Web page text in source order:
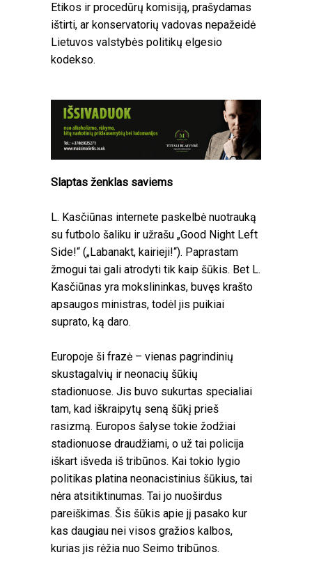
Etikos ir procedūrų komisiją, prašydamas
ištirti, ar konservatorių vadovas nepažeidė
Lietuvos valstybės politikų elgesio
kodekso.
Slaptas ženklas saviems
L. Kasčiūnas internete paskelbė nuotrauką
su futbolo šaliku ir užrašu „Good Night Left
Side!“ („Labanakt, kairieji!“). Paprastam
žmogui tai gali atrodyti tik kaip šūkis. Bet L.
Kasčiūnas yra mokslininkas, buvęs krašto
apsaugos ministras, todėl jis puikiai
suprato, ką daro.
Europoje ši frazė – vienas pagrindinių
skustagalvių ir neonacių šūkių
stadionuose. Jis buvo sukurtas specialiai
tam, kad iškraipytų seną šūkį prieš
rasizmą. Europos šalyse tokie žodžiai
stadionuose draudžiami, o už tai policija
iškart išveda iš tribūnos. Kai tokio lygio
politikas platina neonacistinius šūkius, tai
nėra atsitiktinumas. Tai jo nuoširdus
pareiškimas. Šis šūkis apie jį pasako kur
kas daugiau nei visos gražios kalbos,
kurias jis rėžia nuo Seimo tribūnos.